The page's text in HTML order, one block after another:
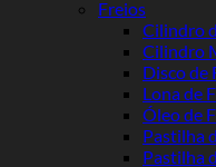
Freios
Cilindro
Cilindro
Disco de
Lona de
Óleo de
Pastilha
Pastilha